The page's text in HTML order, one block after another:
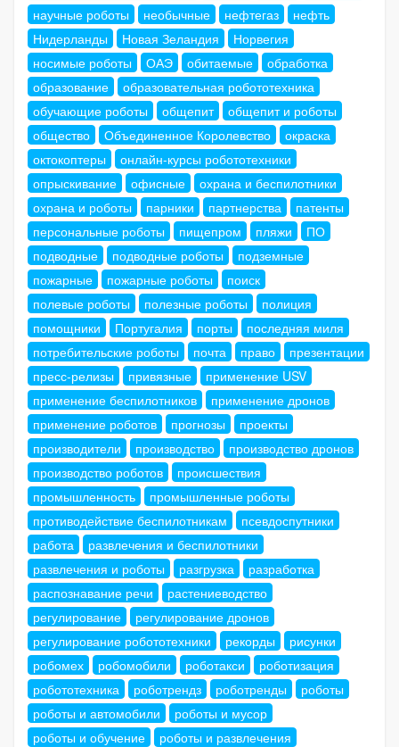
научные роботы
необычные нефтегаз
нефть
Нидерланды
Новая Зеландия
Норвегия
носимые роботы
ОАЭ обитаемые
обработка
образование
образовательная робототехника
обучающие роботы
общепит
общепит и роботы
общество
Объединенное Королевство
окраска
октокоптеры
онлайн-курсы робототехники
опрыскивание
офисные
охрана и беспилотники
охрана и роботы
парники партнерства
патенты
персональные роботы
пищепром пляжи
ПО
подводные
подводные роботы
подземные
пожарные
пожарные роботы
поиск
полевые роботы
полезные роботы
полиция
помощники
Португалия порты
последняя миля
потребительские роботы
почта право
презентации
пресс-релизы
привязные
применение USV
применение беспилотников
применение дронов
применение роботов
прогнозы
проекты
производители
производство
производство дронов
производство роботов
происшествия
промышленность
промышленные роботы
противодействие беспилотникам
псевдоспутники
работа
развлечения и беспилотники
развлечения и роботы
разгрузка
разработка
распознавание речи
растениеводство
регулирование
регулирование дронов
регулирование робототехники
рекорды
рисунки
робомех
робомобили роботакси
роботизация
робототехника
роботрендз роботренды
роботы
роботы и автомобили
роботы и мусор
роботы и обучение
роботы и развлечения